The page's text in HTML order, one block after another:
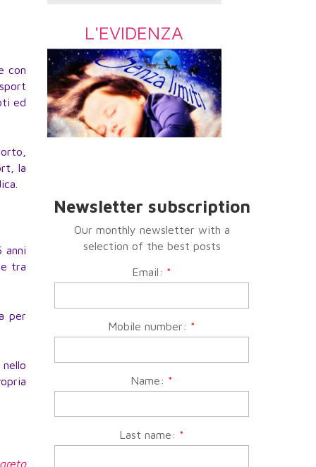
con
ed
la
anni
tra
per
L'EVIDENZA
Newsletter subscription
Our monthly newsletter with a
selection of the best posts
Email: *
Mobile number: *
Name: *
Last name: *